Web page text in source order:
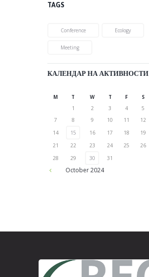
TAGS
Conference Ecology
Meeting
КАЛЕНДАР НА АКТИВНОСТИ
M T W T F S
October2024
1 2 3 4 5
7
8 9 10 11 12
14
15 16 17 18 19
21
22 23 24 25 26
28
29 30 31